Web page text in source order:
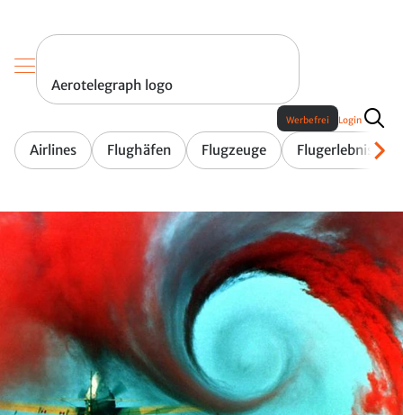
Aerotelegraph logo
Airlines Flughäfen Flugzeuge Flugerlebnis
Werbefrei Login